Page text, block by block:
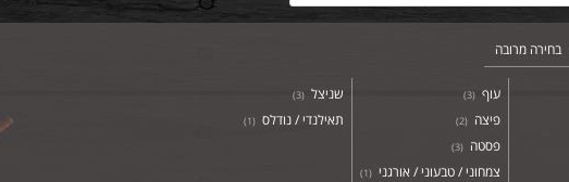
בחירה מרובה
עוף (
3
)
פיצה (
2
)
פסטה (
3
)
צמחוני / טבעוני / אורגני (
1
)
שניצל (
3
)
תאילנדי / נודלס (
1
)